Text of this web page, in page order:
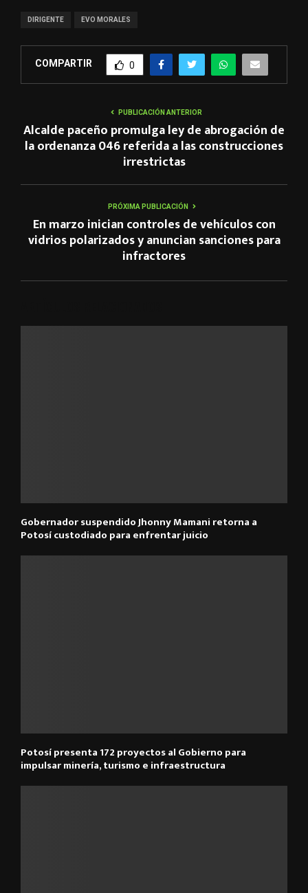
DIRIGENTE EVO MORALES
COMPARTIR 0
PUBLICACIÓN ANTERIOR
Alcalde paceño promulga ley de abrogación de
la ordenanza 046 referida a las construcciones
irrestrictas
PRÓXIMA PUBLICACIÓN
En marzo inician controles de vehículos con
vidrios polarizados y anuncian sanciones para
infractores
Gobernador suspendido Jhonny Mamani retorna a
Potosí custodiado para enfrentar juicio
Potosí presenta 172 proyectos al Gobierno para
impulsar minería, turismo e infraestructura